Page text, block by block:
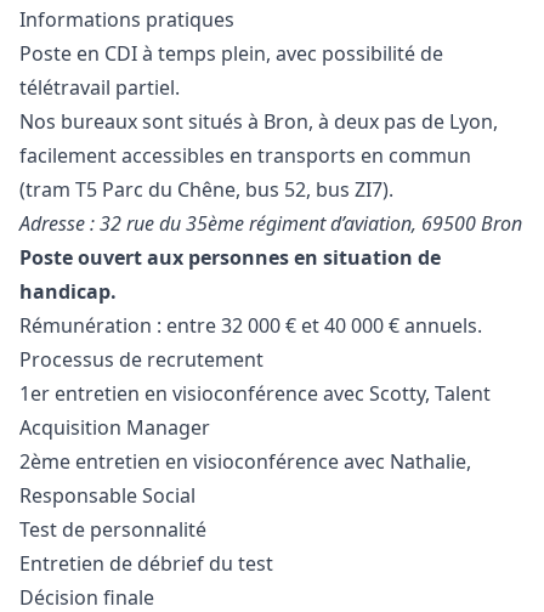
Informations pratiques
Poste en CDI à temps plein, avec possibilité de
télétravail partiel.
Nos bureaux sont situés à Bron, à deux pas de Lyon,
facilement accessibles en transports en commun
(tram T5 Parc du Chêne, bus 52, bus ZI7).
Adresse : 32 rue du 35ème régiment d’aviation, 69500 Bron
Poste ouvert aux personnes en situation de
handicap.
Rémunération : entre 32 000 € et 40 000 € annuels.
Processus de recrutement
1er entretien en visioconférence avec Scotty, Talent
Acquisition Manager
2ème entretien en visioconférence avec Nathalie,
Responsable Social
Test de personnalité
Entretien de débrief du test
Décision finale